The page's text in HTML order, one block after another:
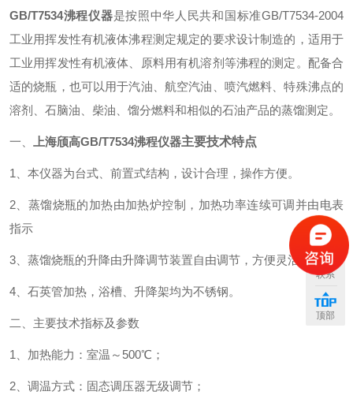
GB/T7534沸程仪器是按照中华人民共和国标准GB/T7534-2004
工业用挥发性有机液体沸程测定规定的要求设计制造的，适用于
工业用挥发性有机液体、原料用有机溶剂等沸程的测定。配备合
适的烧瓶，也可以用于汽油、航空汽油、喷汽燃料、特殊沸点的
溶剂、石脑油、柴油、馏分燃料和相似的石油产品的蒸馏测定。
一、 上海颀高GB/T7534沸程仪器主要技术特点
1、本仪器为台式、前置式结构，设计合理，操作方便。
2、蒸馏烧瓶的加热由加热炉控制，加热功率连续可调并由电表
指示
3、蒸馏烧瓶的升降由升降调节装置自由调节，方便灵活。
4、石英管加热，浴槽、升降架均为不锈钢。
二、主要技术指标及参数
1、加热能力：室温～500℃；
2、调温方式：固态调压器无级调节；
联系
顶部